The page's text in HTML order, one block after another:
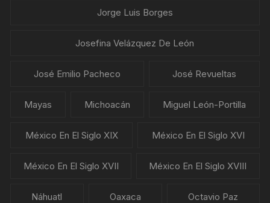
Jorge Luis Borges
Josefina Velázquez De León
José Emilio Pacheco José Revueltas
Mayas Michoacán Miguel León-Portilla
México En El Siglo XIX México En El Siglo XVI
México En El Siglo XVII México En El Siglo XVIII
Náhuatl Oaxaca Octavio Paz